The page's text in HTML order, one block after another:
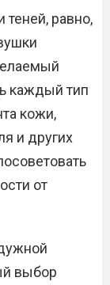
теней, равно,
каждый тип
кожи,
и других
от
выбор